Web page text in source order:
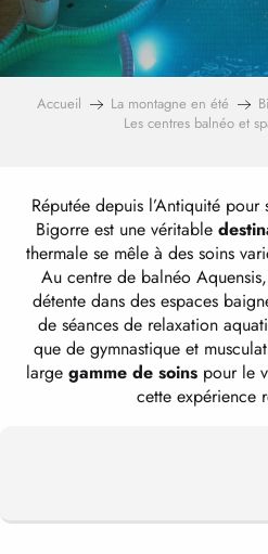
Accueil La montagne en été
Les centres balnéo et
Réputée depuis l’Antiquité pour
Bigorre est une véritable
thermale se mêle à des soins
Au centre de balnéo
détente dans des espaces
de séances de relaxation
que de gymnastique et
large gamme de soinspour le
cette expérience